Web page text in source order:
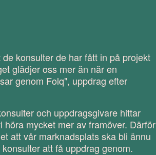
konsulter de har fått in på projekt
glädjer oss mer än när en
genom Folq", uppdrag efter
och uppdragsgivare hittar
mycket mer av framöver. Därför
att vår marknadsplats ska bli ännu
att få uppdrag genom.